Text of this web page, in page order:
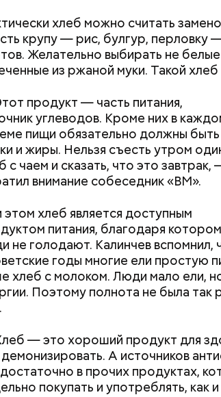
хлеб можно считать
крупу — рис, булгур, перловку
Желательно выбирать не
из ржаной муки. Такой
продукт — часть питания,
углеводов. Кроме них в
пищи обязательно должны быть
и жиры. Нельзя съесть утром
с чаем и сказать, что это завтрак,
внимание собеседник «ВМ».
этом хлеб является доступным
питания, благодаря
не голодают. Калинчев вспомнил,
годы многие ели простую
хлеб с молоком. Люди мало ели,
Поэтому полнота не была так
— это хороший продукт для
А источников
в прочих продуктах,
покупать и употреблять, как
масло;
Shutterstock
Как поменять батареи дома
не получить штраф